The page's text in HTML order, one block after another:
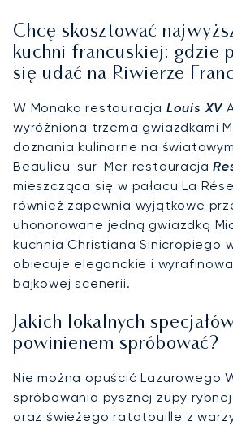
Chcę skosztować
kuchni francuskiej: gdzie
się udać na Riwierze
W Monako restauracja Louis XV
wyróżniona trzema gwiazdkami
doznania kulinarne na
Beaulieu-sur-Mer restauracja
mieszcząca się w pałacu La
również zapewnia wyjątkowe
uhonorowane jedną gwiazdką
kuchnia Christiana Sinicropiego
obiecuje eleganckie i
bajkowej scenerii.
Jakich lokalnych
powinienem spróbować?
Nie można opuścić Lazurowego
spróbowania pysznej zupy
oraz świeżego ratatouille z